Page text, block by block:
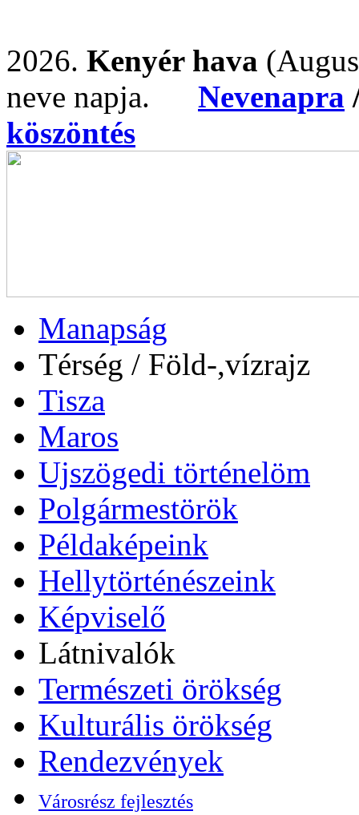
2026. Kenyér hava
neve napja. Nevenapra
köszöntés
Manapság
Térség / Föld-,vízrajz
Tisza
Maros
Ujszögedi történelöm
Polgármestörök
Példaképeink
Hellytörténészeink
Képviselő
Látnivalók
Természeti örökség
Kulturális örökség
Rendezvények
Városrész fejlesztés